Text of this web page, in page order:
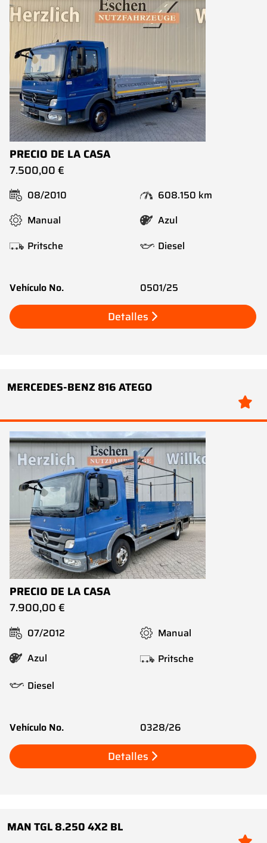
PRECIO DE LA CASA
7.500,00 €
08/2010
608.150 km
Manual
Azul
Pritsche
Diesel
Vehículo No. 0501/25
Detalles
MERCEDES-BENZ 816 ATEGO
PRECIO DE LA CASA
7.900,00 €
07/2012
Manual
Azul
Pritsche
Diesel
Vehículo No. 0328/26
Detalles
MAN TGL 8.250 4X2 BL